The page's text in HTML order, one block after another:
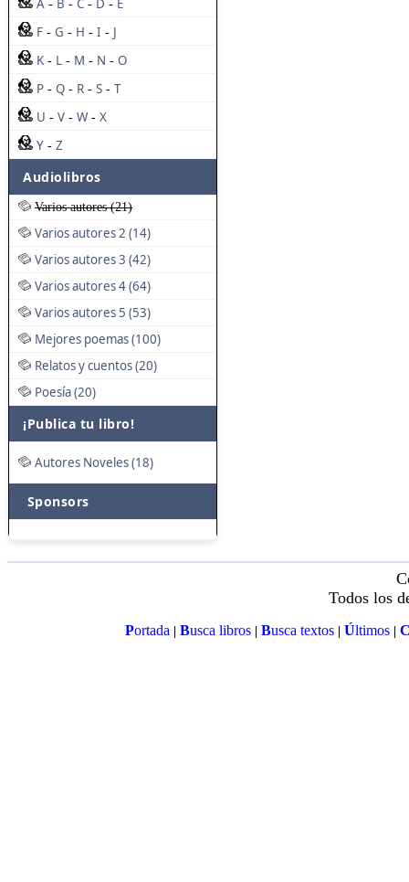
A - B - C - D - E
F - G - H - I - J
K - L - M - N - O
P - Q - R - S - T
U - V - W - X
Y - Z
Audiolibros
Varios autores (21)
Varios autores 2 (14)
Varios autores 3 (42)
Varios autores 4 (64)
Varios autores 5 (53)
Mejores poemas (100)
Relatos y cuentos (20)
Poesía (20)
¡Publica tu libro!
Autores Noveles (18)
Sponsors
Todos los
Portada| Busca libros| Busca textos| Últimos|